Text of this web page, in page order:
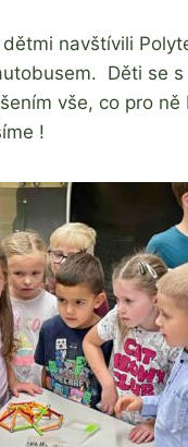
navštívili
Děti se
vše, co pro
!